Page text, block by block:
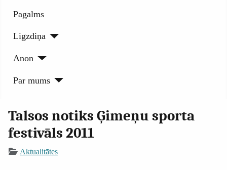
Pagalms
Ligzdiņa
Anon
Par mums
Talsos notiks Ģimeņu sporta
festivāls 2011
Aktualitātes